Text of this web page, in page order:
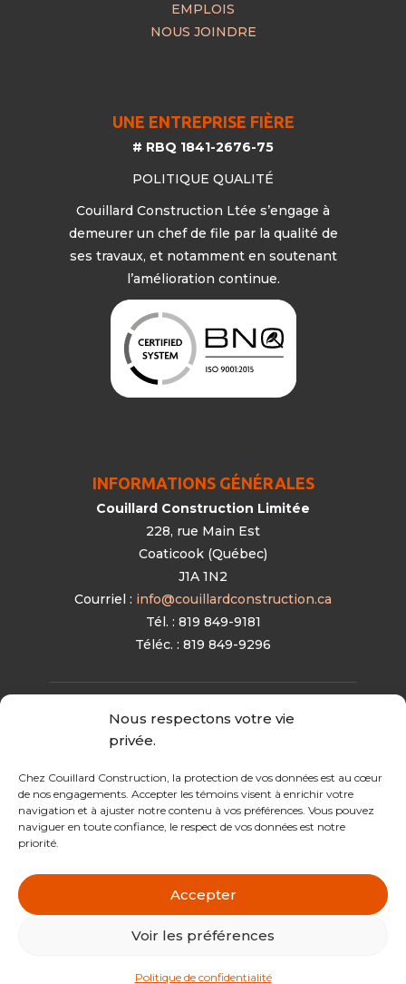
Nous respectons votre vie
privée.
Chez Couillard Construction, la protection de vos données est au cœur
de nos engagements. Accepter les témoins visent à enrichir votre
navigation et à ajuster notre contenu à vos préférences. Vous pouvez
naviguer en toute confiance, le respect de vos données est notre
priorité.
Accepter
Voir les préférences
Politique de confidentialité
EMPLOIS
NOUS JOINDRE
UNE ENTREPRISE FIÈRE
# RBQ 1841-2676-75
POLITIQUE QUALITÉ
Couillard Construction Ltée s’engage à
demeurer un chef de file par la qualité de
ses travaux, et notamment en soutenant
l’amélioration continue.
INFORMATIONS GÉNÉRALES
Couillard Construction Limitée
228, rue Main Est
Coaticook (Québec)
J1A 1N2
Courriel : info@couillardconstruction.ca
Tél. : 819 849-9181
Téléc. : 819 849-9296
Solutions web >